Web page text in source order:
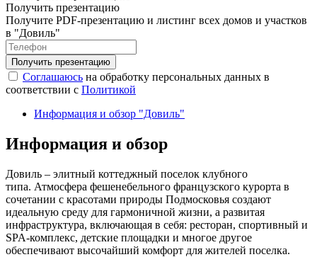
Получить презентацию
Получите PDF-презентацию и листинг всех домов и участков
в "Довиль"
Соглашаюсь на обработку персональных данных в
соответствии с Политикой
Информация и обзор "Довиль"
Информация и обзор
Довиль – элитный коттеджный поселок клубного
типа. Атмосфера фешенебельного французского курорта в
сочетании с красотами природы Подмосковья создают
идеальную среду для гармоничной жизни, а развитая
инфраструктура, включающая в себя: ресторан, спортивный и
SPA-комплекс, детские площадки и многое другое
обеспечивают высочайший комфорт для жителей поселка.